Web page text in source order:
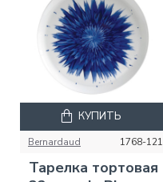
Bernardaud 1768-121
Тарелка тортовая
КУПИТЬ